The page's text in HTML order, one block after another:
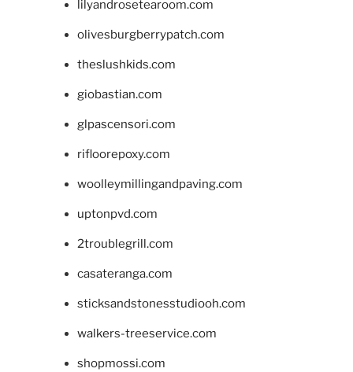
lilyandrosetearoom.com
olivesburgberrypatch.com
theslushkids.com
giobastian.com
glpascensori.com
rifloorepoxy.com
woolleymillingandpaving.com
uptonpvd.com
2troublegrill.com
casateranga.com
sticksandstonesstudiooh.com
walkers-treeservice.com
shopmossi.com